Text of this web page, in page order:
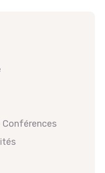
Conférences